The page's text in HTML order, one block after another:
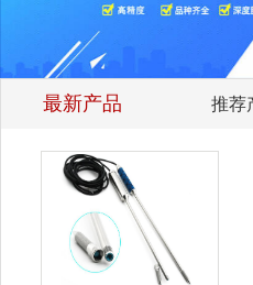
最新产品 推荐